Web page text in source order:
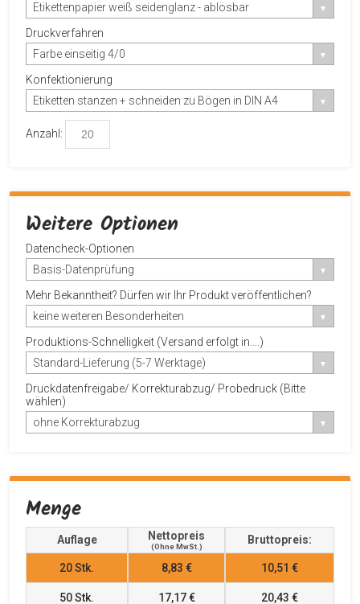
Etikettenpapier weiß seidenglanz - ablösbar
Druckverfahren
Farbe einseitig 4/0
Konfektionierung
Etiketten stanzen + schneiden zu Bögen in DIN A4
Anzahl:
Weitere Optionen
Datencheck-Optionen
Basis-Datenprüfung
Mehr Bekanntheit? Dürfen wir Ihr Produkt veröffentlichen?
keine weiteren Besonderheiten
Produktions-Schnelligkeit (Versand erfolgt in....)
Standard-Lieferung (5-7 Werktage)
Druckdatenfreigabe/ Korrekturabzug/ Probedruck (Bitte
wählen)
ohne Korrekturabzug
Menge
Auflage Nettopreis
(ohne MwSt.)
Bruttopreis:
20Stk. 8,83 € 10,51 €
50Stk. 17,17 € 20,43 €